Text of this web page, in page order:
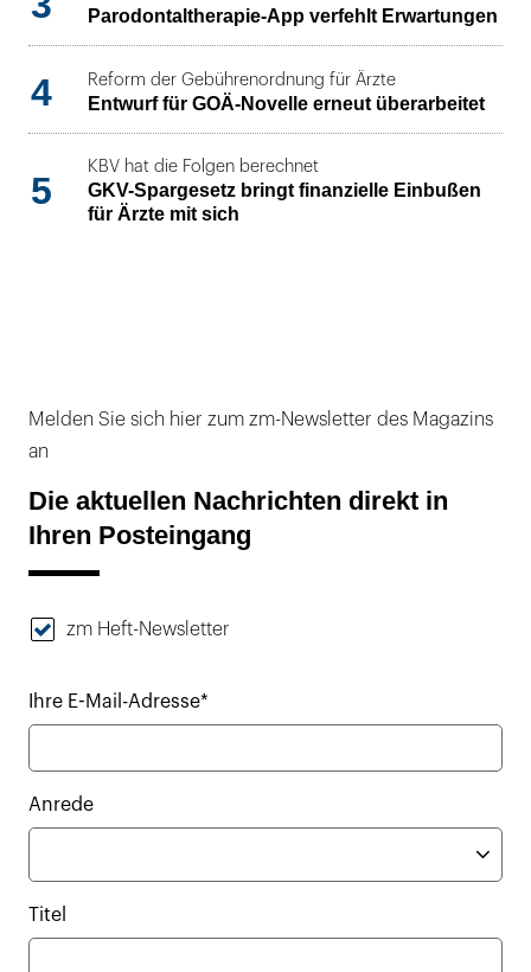
Parodontaltherapie-App verfehlt Erwartungen
4 Reform der Gebührenordnung für Ärzte
Entwurf für GOÄ-Novelle erneut überarbeitet
5
KBV hat die Folgen berechnet
GKV-Spargesetz bringt finanzielle Einbußen
für Ärzte mit sich
Melden Sie sich hier zum zm-Newsletter des Magazins
an
Die aktuellen Nachrichten direkt in
Ihren Posteingang
zm Heft-Newsletter
Ihre E-Mail-Adresse*
Anrede
Titel